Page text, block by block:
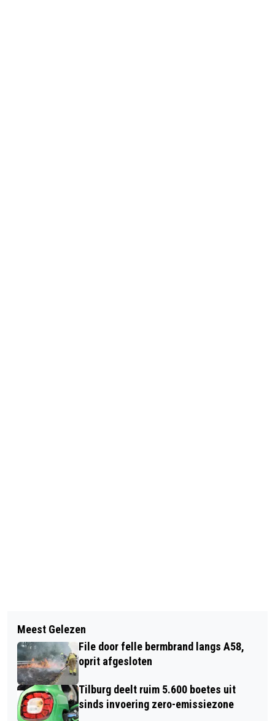
ANWB: DERTIG WEGENWACHTEN
ACTIEF IN EUROPA DEZE ZOMER
RAVAGE NA ONGEVAL OP NIEUWE
BOSSCHEWEG, TWEE VROUWEN
GEWOND
Meest Gelezen
File door felle bermbrand langs A58,
oprit afgesloten
Tilburg deelt ruim 5.600 boetes uit
sinds invoering zero-emissiezone